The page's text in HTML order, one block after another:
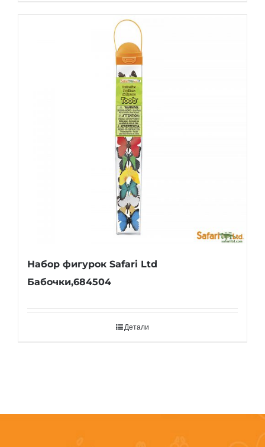
Набор фигурок Safari Ltd
Бабочки,684504
Детали